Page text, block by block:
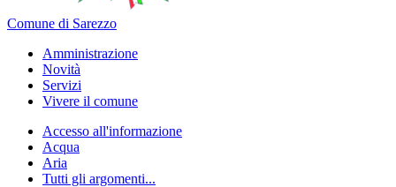
Comune di Sarezzo
Amministrazione
Novità
Servizi
Vivere il comune
Accesso all'informazione
Acqua
Aria
Tutti gli argomenti...